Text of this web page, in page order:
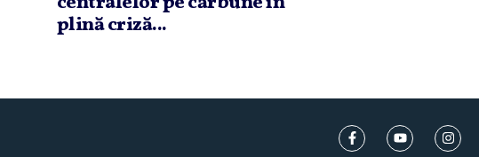
plină criză...